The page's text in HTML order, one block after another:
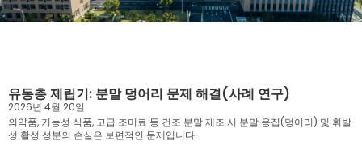
유동층 제립기: 분말 덩어리 문제 해결(사례 연구)
2026년 4월 20일
의약품, 기능성 식품, 고급 조미료 등 건조 분말 제조 시 분말 응집(덩어리) 및 휘발
성 활성 성분의 손실은 보편적인 문제입니다.